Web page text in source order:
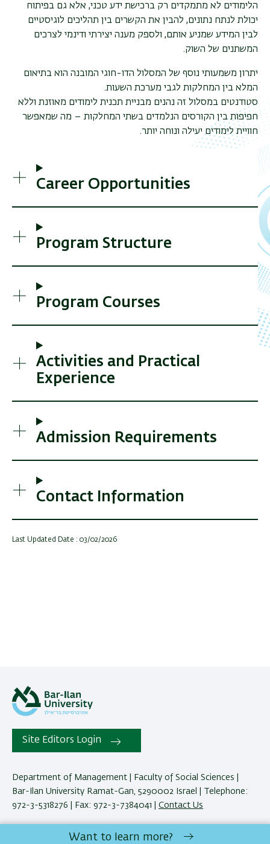
הלימודים לא מתמקדים רק ברכישת ידע טכני, אלא גם בפיתוח
יכולת לנתח נתונים, להבין את הקשרים בין תהליכים לוגיסטיים
לבין המידע שמניע אותם, ולספק מענה יצירתי ודינמי לצרכים
המשתנים של השוק.
יתרון משמעותי נוסף של המסלול הדו-חוגי המובנה הוא בתיאום
המלא בין המחלקות לגבי מערכת השעות.
סטודנטים במסלול זה נהנים מבניית תכנית לימודים מאוזנת וללא
חפיפות בין הקורסים הנלמדים בשתי המחלקות – מה שמאפשר
חוויית לימודים יעילה ונוחה יותר.
Career Opportunities
Program Structure
Program Courses
Activities and Practical
Experience
Admission Requirements
Contact Information
Last Updated Date : 03/02/2026
Site Editors Login
Department of Management | Faculty of Social Sciences |
Bar-Ilan University Ramat-Gan, 5290002 Israel | Telephone:
972-3-5318276 | Fax: 972-3-7384041 |
Contact Us
Development:Center of IT & IS BIU.
Want to learn more?